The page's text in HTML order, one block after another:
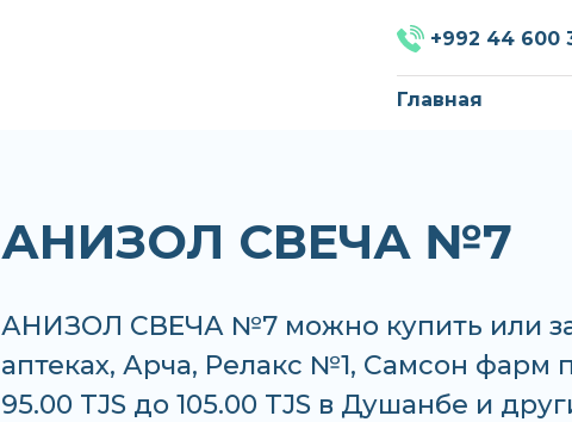
+992 44 600
Главная
АНИЗОЛ СВЕЧА №7
АНИЗОЛ СВЕЧА №7 можно купить или
аптеках, Арча, Релакс №1, Самсон фарм
95.00 TJS до 105.00 TJS в Душанбе и